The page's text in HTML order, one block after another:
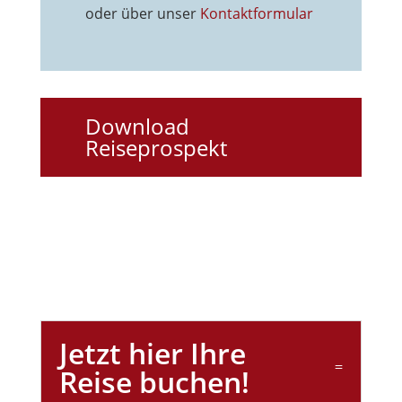
oder über unser Kontaktformular
Download
Reiseprospekt
Jetzt hier Ihre
Reise buchen!